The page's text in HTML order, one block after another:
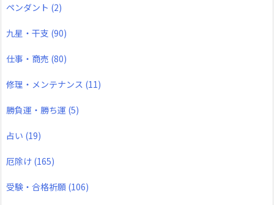
ペンダント (2)
九星・干支 (90)
仕事・商売 (80)
修理・メンテナンス (11)
勝負運・勝ち運 (5)
占い (19)
厄除け (165)
受験・合格祈願 (106)